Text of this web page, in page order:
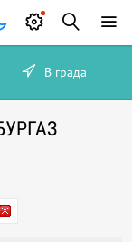
В града